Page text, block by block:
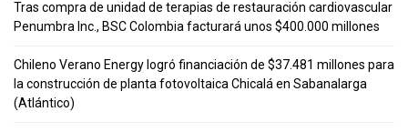
Tras compra de unidad de terapias de restauración cardiovascular
Penumbra Inc., BSC Colombia facturará unos $400.000 millones
Chileno Verano Energy logró financiación de $37.481 millones para
la construcción de planta fotovoltaica Chicalá en Sabanalarga
(Atlántico)